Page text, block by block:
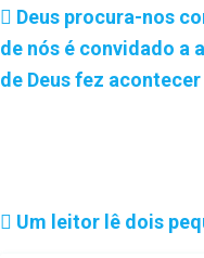
Deus procura-nos
de nós é convidado a
de Deus fez
Um leitor lê dois